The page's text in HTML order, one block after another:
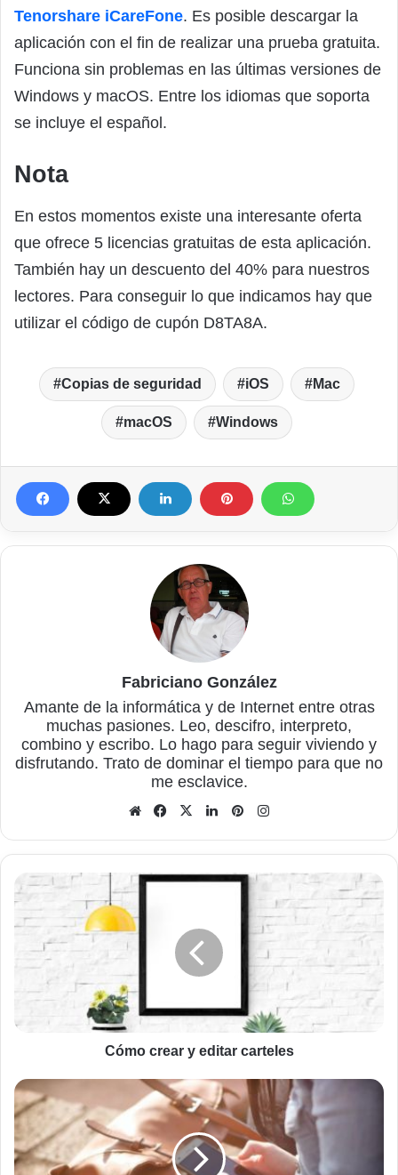
Tenorshare iCareFone. Es posible descargar la
aplicación con el fin de realizar una prueba gratuita.
Funciona sin problemas en las últimas versiones de
Windows y macOS. Entre los idiomas que soporta
se incluye el español.
Nota
En estos momentos existe una interesante oferta
que ofrece 5 licencias gratuitas de esta aplicación.
También hay un descuento del 40% para nuestros
lectores. Para conseguir lo que indicamos hay que
utilizar el código de cupón D8TA8A.
Copias de seguridad iOS Mac
macOS Windows
Fabriciano González
Amante de la informática y de Internet entre otras
muchas pasiones. Leo, descifro, interpreto,
combino y escribo. Lo hago para seguir viviendo y
disfrutando. Trato de dominar el tiempo para que no
me esclavice.
Sitio
Facebook
X LinkedInPinterest
Cómo
crear
editar
carteles
Cómo crear y editar carteles
Cómo
disfrutar
de
tarifas
prepago